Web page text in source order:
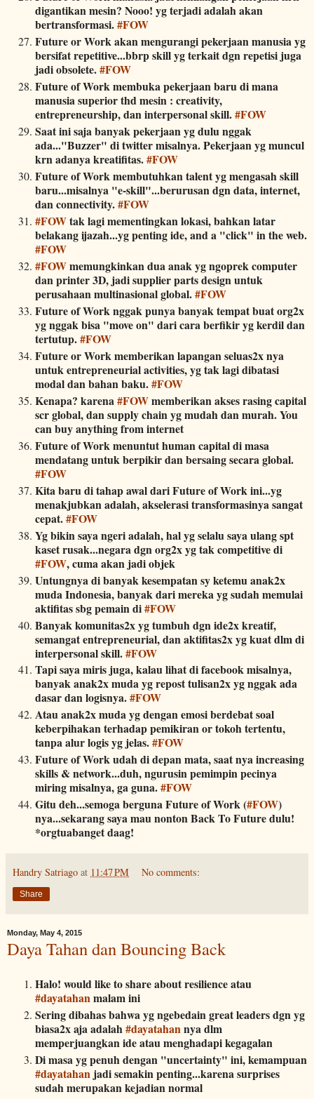
digantikan mesin? Nooo! yg terjadi adalah akan
bertransformasi.#FOW
Future or Work akan mengurangi pekerjaan manusia yg
bersifat repetitive...bbrp skill yg terkait dgn repetisi juga
jadi obsolete.#FOW
Future of Work membuka pekerjaan baru di mana
manusia superior thd mesin : creativity,
entrepreneurship, dan interpersonal skill.#FOW
Saat ini saja banyak pekerjaan yg dulu nggak
ada..."Buzzer" di twitter misalnya. Pekerjaan yg muncul
krn adanya kreatifitas.#FOW
Future of Work membutuhkan talent yg mengasah skill
baru...misalnya "e-skill"...berurusan dgn data, internet,
dan connectivity.#FOW
#FOWtak lagi mementingkan lokasi, bahkan latar
belakang ijazah...yg penting ide, and a "click" in the web.
#FOW
#FOWmemungkinkan dua anak yg ngoprek computer
dan printer 3D, jadi supplier parts design untuk
perusahaan multinasional global.#FOW
Future of Work nggak punya banyak tempat buat org2x
yg nggak bisa "move on" dari cara berfikir yg kerdil dan
tertutup.#FOW
Future or Work memberikan lapangan seluas2x nya
untuk entrepreneurial activities, yg tak lagi dibatasi
modal dan bahan baku.#FOW
Kenapa? karena#FOWmemberikan akses rasing capital
scr global, dan supply chain yg mudah dan murah. You
can buy anything from internet
Future of Work menuntut human capital di masa
mendatang untuk berpikir dan bersaing secara global.
#FOW
Kita baru di tahap awal dari Future of Work ini...yg
menakjubkan adalah, akselerasi transformasinya sangat
cepat.#FOW
Yg bikin saya ngeri adalah, hal yg selalu saya ulang spt
kaset rusak...negara dgn org2x yg tak competitive di
#FOW, cuma akan jadi objek
Untungnya di banyak kesempatan sy ketemu anak2x
muda Indonesia, banyak dari mereka yg sudah memulai
aktifitas sbg pemain di#FOW
Banyak komunitas2x yg tumbuh dgn ide2x kreatif,
semangat entrepreneurial, dan aktifitas2x yg kuat dlm di
interpersonal skill.#FOW
Tapi saya miris juga, kalau lihat di facebook misalnya,
banyak anak2x muda yg repost tulisan2x yg nggak ada
dasar dan logisnya.#FOW
Atau anak2x muda yg dengan emosi berdebat soal
keberpihakan terhadap pemikiran or tokoh tertentu,
tanpa alur logis yg jelas.#FOW
Future of Work udah di depan mata, saat nya increasing
skills & network...duh, ngurusin pemimpin pecinya
miring misalnya, ga guna.#FOW
Gitu deh...semoga berguna Future of Work (#FOW)
nya...sekarang saya mau nonton Back To Future dulu!
*orgtuabanget daag!
Handry Satriago at 11:47 PM No comments:
Share
Monday, May 4, 2015
Daya Tahan dan Bouncing Back
Halo! would like to share about resilience atau
#dayatahanmalam ini
Sering dibahas bahwa yg ngebedain great leaders dgn yg
biasa2x aja adalah#dayatahannya dlm
memperjuangkan ide atau menghadapi kegagalan
Di masa yg penuh dengan "uncertainty" ini, kemampuan
#dayatahan jadi semakin penting...karena surprises
sudah merupakan kejadian normal